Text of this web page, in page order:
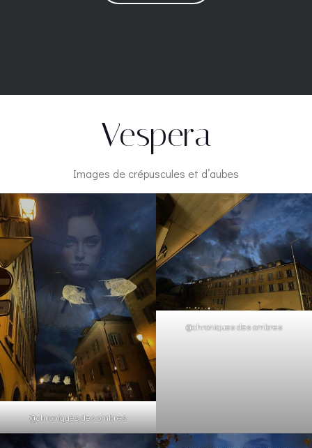
Vespera
Images de crépuscules et d’aubes
@chroniques des ombres
@chroniques des ombres